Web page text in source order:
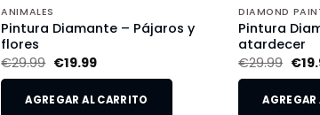
ANIMALES
Pintura Diamante – Pájaros y
flores
€29.99 €19.99
AGREGAR AL CARRITO
DIAMOND
Pintura
atardecer
€29.99 €
AGREGAR